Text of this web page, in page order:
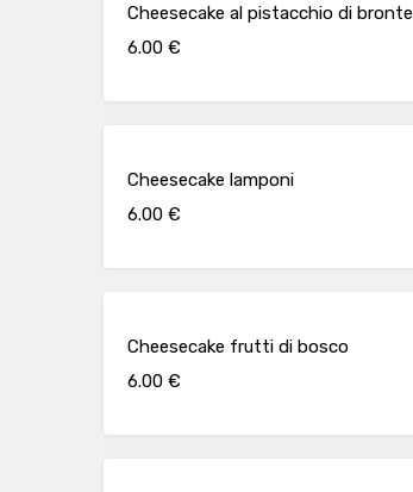
Cheesecake al pistacchio di bronte
6.00 €
Cheesecake lamponi
6.00 €
Cheesecake frutti di bosco
6.00 €